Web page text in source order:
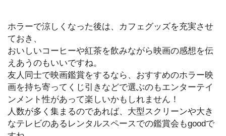
ホラーで涼しくなった後は、カフェグッズを充実させ
ておき、
おいしいコーヒーや紅茶を飲みながら映画の感想を伝
えあうのもいいですね。
友人同士で映画鑑賞をするなら、おすすめのホラー映
画を持ち寄ってくじ引きなどで選ぶのもエンターテイ
ンメント性があって楽しいかもしれません！
人数が多く集まるのであれば、大型スクリーンや大き
なテレビのあるレンタルスペースでの鑑賞会もgoodで